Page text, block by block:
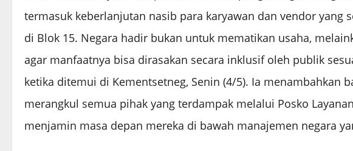
termasuk keberlanjutan nasib para karyawan dan vendor yang
di Blok 15. Negara hadir bukan untuk mematikan usaha,
agar manfaatnya bisa dirasakan secara inklusif oleh publik
ketika ditemui di Kementsetneg, Senin (4/5). Ia menambahkan
merangkul semua pihak yang terdampak melalui Posko
menjamin masa depan mereka di bawah manajemen negara